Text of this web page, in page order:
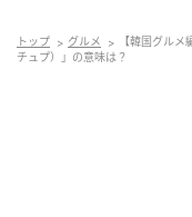
mamagirl
トップ グルメ
【韓国グル
チュプ）」の意味は？